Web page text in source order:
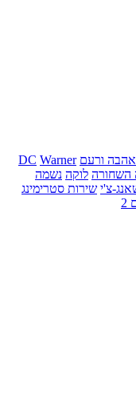
ורעם DC Warner
השחורה לוקה נשמה
צ'י שירות סטרימינג